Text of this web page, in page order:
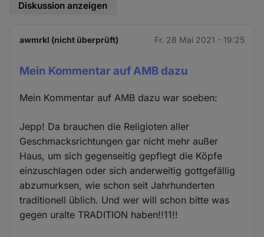
Diskussion anzeigen
awmrkl (nicht überprüft) Fr. 28 Mai 2021 - 19:25
Mein Kommentar auf AMB dazu
Mein Kommentar auf AMB dazu war soeben:
Jepp! Da brauchen die Religioten aller
Geschmacksrichtungen gar nicht mehr außer
Haus, um sich gegenseitig gepflegt die Köpfe
einzuschlagen oder sich anderweitig gottgefällig
abzumurksen, wie schon seit Jahrhunderten
traditionell üblich. Und wer will schon bitte was
gegen uralte TRADITION haben!!11!!